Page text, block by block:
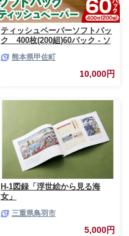
ティッシュペーパーソフトパッ
ク 400枚(200組)60パック - ソ
ー 生活用品 雑貨 日用品 必需品
紙 常備品 まとめ買い 備蓄 防災
ストック 熊本県 甲佐町【ZC】
熊本県甲佐町
10,000円
H-1図録「浮世絵から見る海
女」
三重県鳥羽市
5,000円